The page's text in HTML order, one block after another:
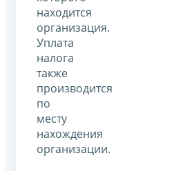
находится
организация.
Уплата
налога
также
производится
по
месту
нахождения
организации.